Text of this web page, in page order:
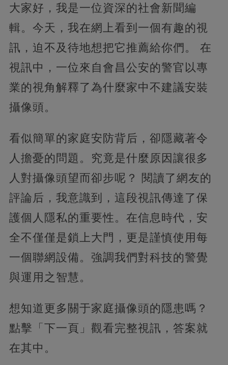
大家好，我是一位資深的社會新聞編
輯。今天，我在網上看到一個有趣的視
訊，迫不及待地想把它推薦給你們。 在
視訊中，一位來自會昌公安的警官以專
業的視角解釋了為什麼家中不建議安裝
攝像頭。
看似簡單的家庭安防背后，卻隱藏著令
人擔憂的問題。究竟是什麼原因讓很多
人對攝像頭望而卻步呢？ 閱讀了網友的
評論后，我意識到，這段視訊傳達了保
護個人隱私的重要性。在信息時代，安
全不僅僅是鎖上大門，更是謹慎使用每
一個聯網設備。強調我們對科技的警覺
與運用之智慧。
想知道更多關于家庭攝像頭的隱患嗎？
點擊「下一頁」觀看完整視訊，答案就
在其中。